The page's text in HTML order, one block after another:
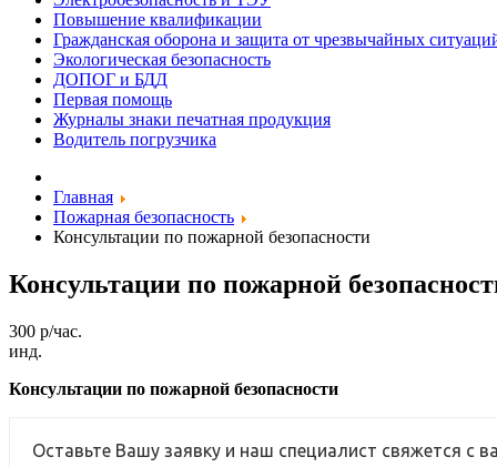
Повышение квалификации
Гражданская оборона и защита от чрезвычайных
Экологическая безопасность
ДОПОГ и БДД
Первая помощь
Журналы знаки печатная продукция
Водитель погрузчика
Главная
Пожарная безопасность
Консультации по пожарной безопасности
Консультации по пожарной
300 р/час.
инд.
Консультации по пожарной безопасности
Оставьте Вашу заявку и наш специалист свяжется с